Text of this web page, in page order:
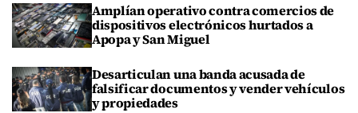
Amplían operativo contra comercios de
dispositivos electrónicos hurtados a
Apopa y San Miguel
Desarticulan una banda acusada de
falsificar documentos y vender vehículos
y propiedades